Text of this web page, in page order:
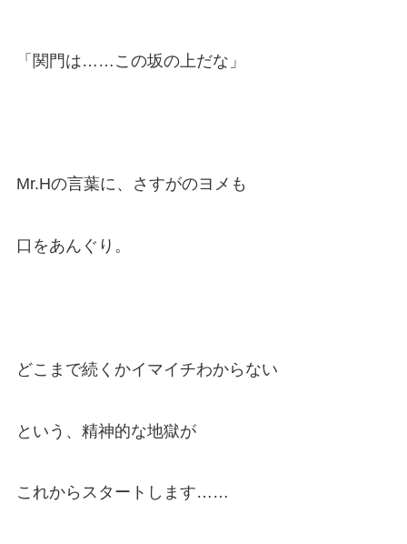
「関門は……この坂の上だな」
Mr.Hの言葉に、さすがのヨメも
口をあんぐり。
どこまで続くかイマイチわからない
という、精神的な地獄が
これからスタートします……